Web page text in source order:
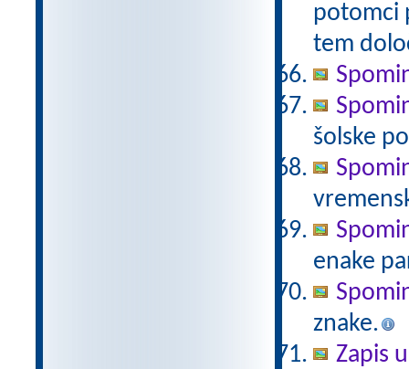
potomci
tem
šolske
enake
znake.
Zapis